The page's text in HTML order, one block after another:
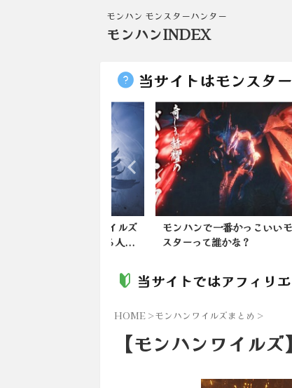
モンハン モンスターハンター
モンハンINDEX
当サイトはモンスタ
モンハンで一番かっこいいモン
スターって誰かな？
当サイトではアフィリ
HOME >モンハンワイルズまとめ >
【モンハンワイル